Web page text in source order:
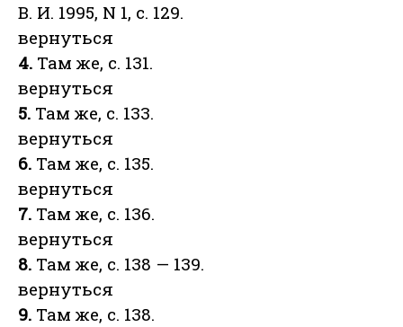
В. И. 1995, N 1, с. 129.
вернуться
4. Там же, с. 131.
вернуться
5. Там же, с. 133.
вернуться
6. Там же, с. 135.
вернуться
7. Там же, с. 136.
вернуться
8. Там же, с. 138 — 139.
вернуться
9. Там же, с. 138.